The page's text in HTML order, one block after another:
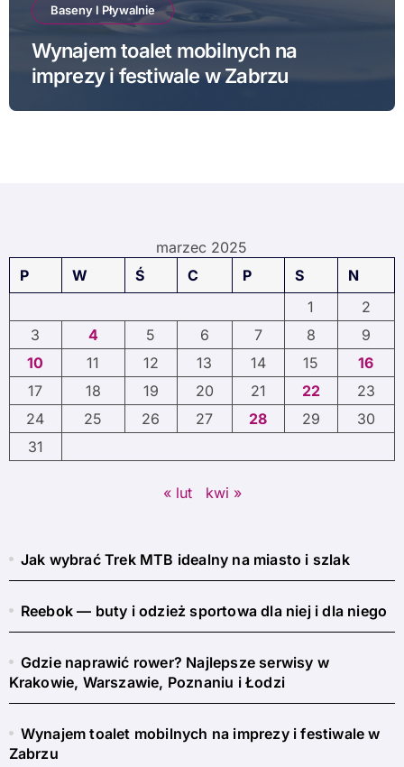
Baseny I Pływalnie
Wynajem toalet mobilnych na
imprezy i festiwale w Zabrzu
marzec 2025
P
W Ś C P S
N
1
2
3
4 5 6 7 8
9
10
11 12 13 14 15
16
17
18 19 20 21 22
23
24
25 26 27 28 29
30
31
« lut kwi »
Jak wybrać Trek MTB idealny na miasto i szlak
Reebok — buty i odzież sportowa dla niej i dla niego
Gdzie naprawić rower? Najlepsze serwisy w
Krakowie, Warszawie, Poznaniu i Łodzi
Wynajem toalet mobilnych na imprezy i festiwale w
Zabrzu